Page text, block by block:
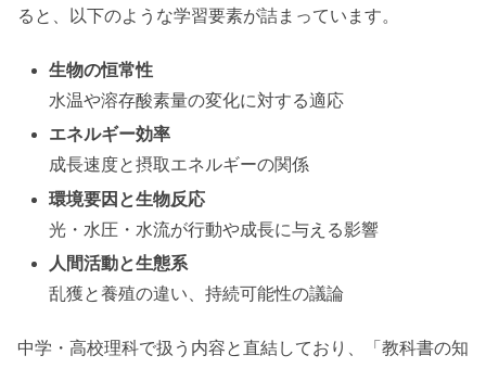
ると、以下のような学習要素が詰まっています。
生物の恒常性
水温や溶存酸素量の変化に対する適応
エネルギー効率
成長速度と摂取エネルギーの関係
環境要因と生物反応
光・水圧・水流が行動や成長に与える影響
人間活動と生態系
乱獲と養殖の違い、持続可能性の議論
中学・高校理科で扱う内容と直結しており、「教科書の知